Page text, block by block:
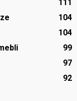
111
104
104
99
97
92